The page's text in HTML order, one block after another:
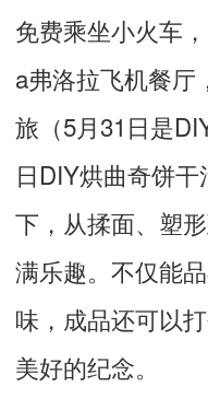
免费乘坐小火车
a弗洛拉飞机餐厅
旅（5月31日是
日DIY烘曲奇饼
下，从揉面、塑
满乐趣。不仅能
味，成品还可以
美好的纪念。